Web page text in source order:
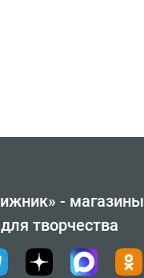
- магазины
творчества